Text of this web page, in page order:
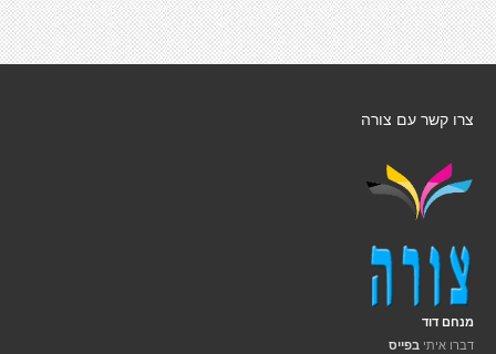
צרו קשר עם צורה
מנחם דוד
דברו איתי בפייס